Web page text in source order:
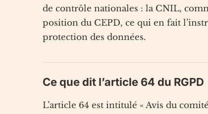
de contrôle nationales : la CNIL,
position du CEPD, ce qui en fait
protection des données.
Ce que dit l’article 64 du RGPD
L’article 64 est intitulé « Avis du